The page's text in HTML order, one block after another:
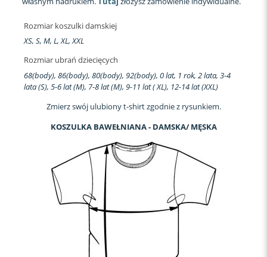
Rozmiar koszulki damskiej
XS, S, M, L, XL, XXL
Rozmiar ubrań dziecięcych
68(body), 86(body), 80(body), 92(body), 0 lat, 1 rok, 2 lata, 3-4
lata (S), 5-6 lat (M), 7-8 lat (M), 9-11 lat ( XL), 12-14 lat (XXL)
Zmierz swój ulubiony t-shirt zgodnie z rysunkiem.
KOSZULKA BAWEŁNIANA - DAMSKA/ MĘSKA